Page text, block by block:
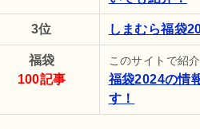
3位 しまむら福袋
福袋
100記事
このサイトで紹
福袋2024の情
す！